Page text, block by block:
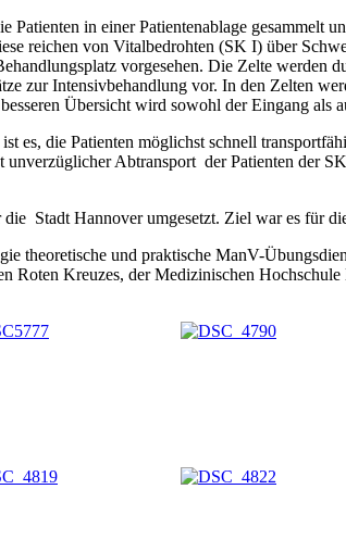
in einer Patientenablage gesammelt
reichen von Vitalbedrohten (SK I) über
vorgesehen. Die Zelte werden
zur Intensivbehandlung vor. In den Zelten
Übersicht wird sowohl der Eingang als
es, die Patienten möglichst schnell
Abtransport der Patienten der
Stadt Hannover umgesetzt. Ziel war es für
theoretische und praktische ManV-
Roten Kreuzes, der Medizinischen